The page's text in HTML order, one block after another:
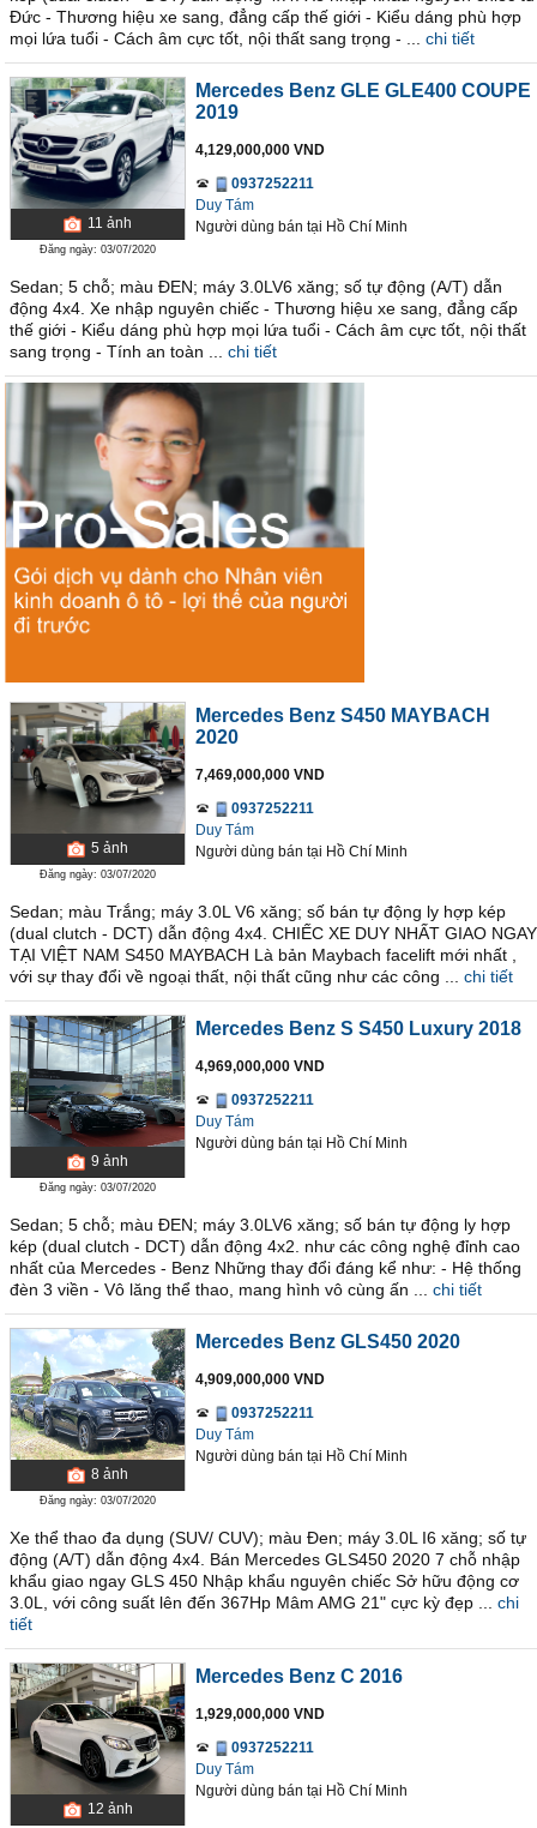
Đức - Thương hiệu xe sang, đẳng cấp thế giới - Kiểu dáng phù hợp
mọi lứa tuổi - Cách âm cực tốt, nội thất sang trọng - ...
chi tiết
11 ảnh
Đăng ngày: 03/07/2020
Mercedes Benz GLE GLE400 COUPE
2019
4,129,000,000 VND
0937252211
Duy Tám
Người dùng bán tại Hồ Chí Minh
Sedan; 5 chỗ; màu ĐEN; máy 3.0LV6 xăng; số tự động (A/T) dẫn
động 4x4. Xe nhập nguyên chiếc - Thương hiệu xe sang, đẳng cấp
thế giới - Kiểu dáng phù hợp mọi lứa tuổi - Cách âm cực tốt, nội thất
sang trọng - Tính an toàn ...
chi tiết
5 ảnh
Đăng ngày: 03/07/2020
Mercedes Benz S450 MAYBACH
2020
7,469,000,000 VND
0937252211
Duy Tám
Người dùng bán tại Hồ Chí Minh
Sedan; màu Trắng; máy 3.0L V6 xăng; số bán tự động ly hợp kép
(dual clutch - DCT) dẫn động 4x4. CHIẾC XE DUY NHẤT GIAO NGAY
TẠI VIỆT NAM S450 MAYBACH Là bản Maybach facelift mới nhất ,
với sự thay đổi về ngoại thất, nội thất cũng như các công ...
chi tiết
9 ảnh
Đăng ngày: 03/07/2020
Mercedes Benz S S450 Luxury 2018
4,969,000,000 VND
0937252211
Duy Tám
Người dùng bán tại Hồ Chí Minh
Sedan; 5 chỗ; màu ĐEN; máy 3.0LV6 xăng; số bán tự động ly hợp
kép (dual clutch - DCT) dẫn động 4x2. như các công nghệ đỉnh cao
nhất của Mercedes - Benz Những thay đổi đáng kể như: - Hệ thống
đèn 3 viền - Vô lăng thể thao, mang hình vô cùng ấn ...
chi tiết
8 ảnh
Đăng ngày: 03/07/2020
Mercedes Benz GLS450 2020
4,909,000,000 VND
0937252211
Duy Tám
Người dùng bán tại Hồ Chí Minh
Xe thể thao đa dụng (SUV/ CUV); màu Đen; máy 3.0L I6 xăng; số tự
động (A/T) dẫn động 4x4. Bán Mercedes GLS450 2020 7 chỗ nhập
khẩu giao ngay GLS 450 Nhập khẩu nguyên chiếc Sở hữu động cơ
3.0L, với công suất lên đến 367Hp Mâm AMG 21" cực kỳ đẹp ...
chi
tiết
12 ảnh
Mercedes Benz C 2016
1,929,000,000 VND
0937252211
Duy Tám
Người dùng bán tại Hồ Chí Minh